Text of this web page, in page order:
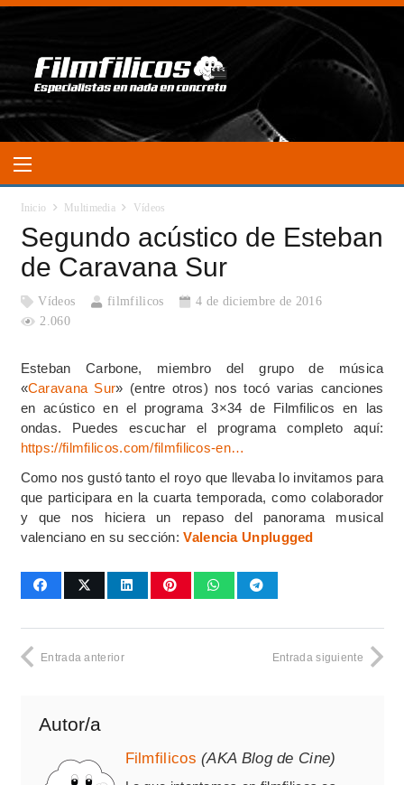
Inicio Multimedia Vídeos
Segundo acústico de Esteban
de Caravana Sur
Vídeos filmfilicos
4 de diciembre de 2016
2.060
Esteban Carbone, miembro del grupo de música
«Caravana Sur» (entre otros) nos tocó varias canciones
en acústico en el programa 3×34 de Filmfilicos en las
ondas. Puedes escuchar el programa completo aquí:
https://filmfilicos.com/filmfilicos-en…
Como nos gustó tanto el royo que llevaba lo invitamos para
que participara en la cuarta temporada, como colaborador
y que nos hiciera un repaso del panorama musical
valenciano en su sección:Valencia Unplugged
Entrada anterior Entrada siguiente
Autor/a
Filmfilicos (AKA Blog de Cine)